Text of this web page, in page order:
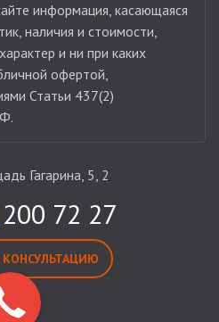
информация, касающаяся
наличия и стоимости,
и ни при каких
офертой,
Статьи 437(2)
Гагарина, 5, 2
200 72 27
КОНСУЛЬТАЦИЮ